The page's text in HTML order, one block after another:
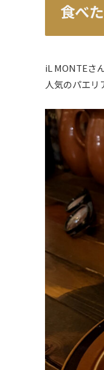
食べ
iL MONTEさ
人気のパエリ